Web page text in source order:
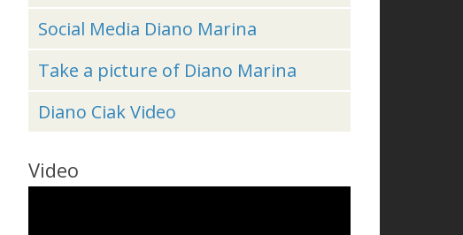
Social Media Diano Marina
Take a picture of Diano Marina
Diano Ciak Video
Video